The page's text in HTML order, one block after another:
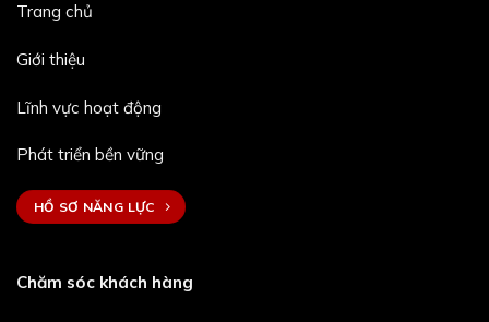
Trang chủ
Giới thiệu
Lĩnh vực hoạt động
Phát triển bền vững
HỒ SƠ NĂNG LỰC
Chăm sóc khách hàng